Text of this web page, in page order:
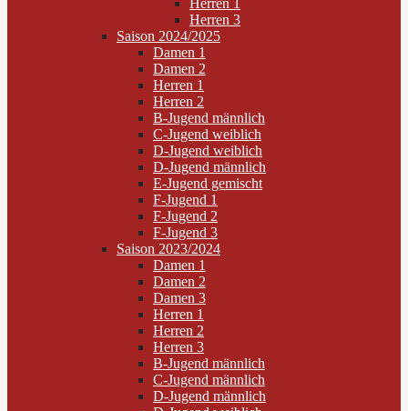
Herren 1
Herren 3
Saison 2024/2025
Damen 1
Damen 2
Herren 1
Herren 2
B-Jugend männlich
C-Jugend weiblich
D-Jugend weiblich
D-Jugend männlich
E-Jugend gemischt
F-Jugend 1
F-Jugend 2
F-Jugend 3
Saison 2023/2024
Damen 1
Damen 2
Damen 3
Herren 1
Herren 2
Herren 3
B-Jugend männlich
C-Jugend männlich
D-Jugend männlich